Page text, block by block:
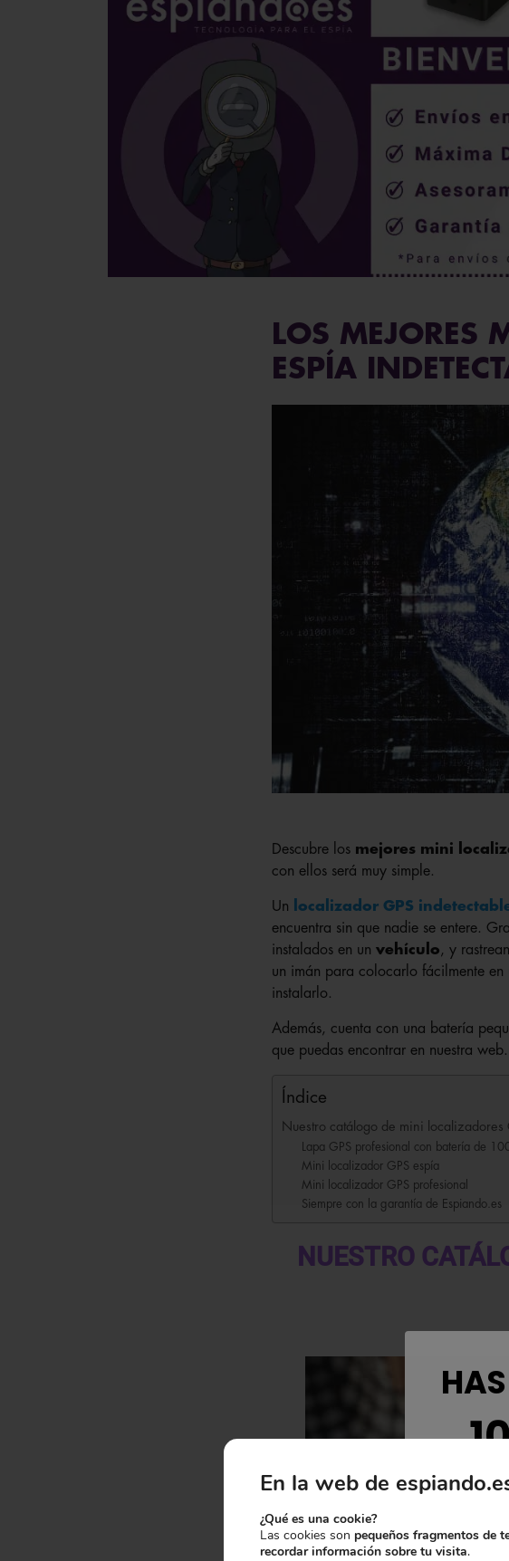
LOS MEJORES
ESPÍA
Descubre los mejores mini
con ellos será muy simple.
Un localizador GPS
encuentra sin que nadie se entere.
instalados en un vehículo, y
un imán para colocarlo fácilmente
instalarlo.
Además, cuenta con una batería
que puedas encontrar en nuestra web.
Índice
Nuestro catálogo de mini localizadores
Lapa GPS profesional con batería de
Mini localizador GPS espía
Mini localizador GPS profesional
Siempre con la garantía de Espiando.es
NUESTRO
En la web de
¿Qué es una cookie?
Las cookies son pequeños fragmentos de
recordar información sobre tu visita.